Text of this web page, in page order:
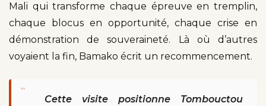
Mali qui transforme chaque épreuve en tremplin,
chaque blocus en opportunité, chaque crise en
démonstration de souveraineté. Là où d’autres
voyaient la fin, Bamako écrit un recommencement.
“
Cette visite positionne Tombouctou